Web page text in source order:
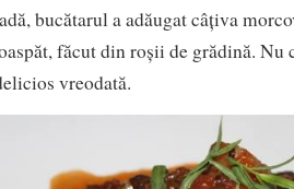
bucătarul a adăugat câțiva
făcut din roșii de grădină. Nu
vreodată.